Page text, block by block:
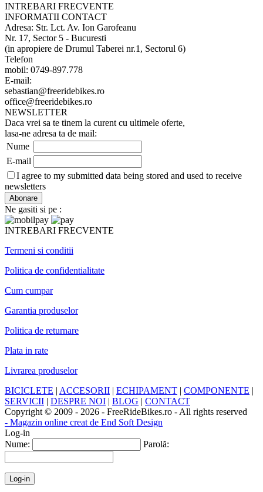
INTREBARI FRECVENTE
INFORMATII CONTACT
Adresa: Str. Lct. Av. Ion Garofeanu
Nr. 17, Sector 5 - Bucuresti
(in apropiere de Drumul Taberei nr.1, Sectorul 6)
Telefon
mobil: 0749-897.778
E-mail:
sebastian@freeridebikes.ro
office@freeridebikes.ro
NEWSLETTER
Daca vrei sa te tinem la curent cu ultimele oferte,
lasa-ne adresa ta de mail:
Nume
E-mail
I agree to my submitted data being stored and used to receive
newsletters
Ne gasiti si pe :
INTREBARI FRECVENTE
Termeni si conditii
Politica de confidentialitate
Cum cumpar
Garantia produselor
Politica de returnare
Plata in rate
Livrarea produselor
BICICLETE | ACCESORII | ECHIPAMENT | COMPONENTE |
SERVICII | DESPRE NOI | BLOG | CONTACT
Copyright © 2009 - 2026 - FreeRideBikes.ro - All rights reserved
- Magazin online creat de End Soft Design
Log-in
Nume:
Parolă: